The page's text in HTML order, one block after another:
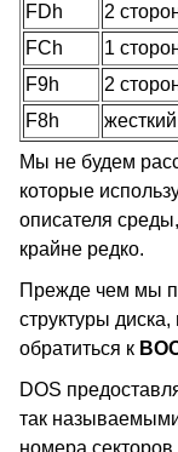
FDh
2
FCh
1
F9h
2
F8h
Мы не будем
которые
описателя
крайне редко.
Прежде чем мы
структуры
обратиться к
DOS
так
номера секторов